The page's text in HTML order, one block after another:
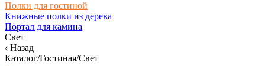
Полки для гостиной
Книжные полки из дерева
Портал для камина
Свет
Назад
Каталог/Гостиная/Свет